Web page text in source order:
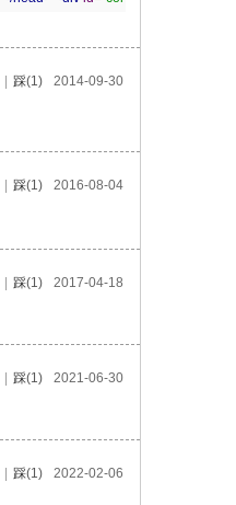
踩(1) 2014-09-30
踩(1) 2016-08-04
踩(1) 2017-04-18
踩(1) 2021-06-30
踩(1) 2022-02-06